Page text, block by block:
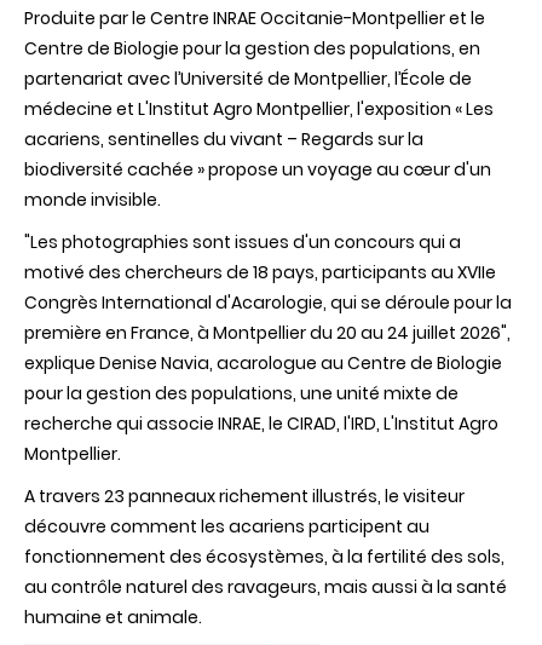
ces
sentinelles
du
vivant
Produite par le Centre INRAE Occitanie-Montpellier et le
Centre de Biologie pour la gestion des populations, en
partenariat avec l’Université de Montpellier, l’École de
médecine et L'Institut Agro Montpellier, l'exposition « Les
acariens, sentinelles du vivant – Regards sur la
biodiversité cachée » propose un voyage au cœur d'un
monde invisible.
"Les photographies sont issues d'un concours qui a
motivé des chercheurs de 18 pays, participants au XVIIe
Congrès International d'Acarologie, qui se déroule pour la
première en France, à Montpellier du 20 au 24 juillet 2026",
explique Denise Navia, acarologue au Centre de Biologie
pour la gestion des populations, une unité mixte de
recherche qui associe INRAE, le CIRAD, l'IRD, L'Institut Agro
Montpellier.
A travers 23 panneaux richement illustrés, le visiteur
découvre comment les acariens participent au
fonctionnement des écosystèmes, à la fertilité des sols,
au contrôle naturel des ravageurs, mais aussi à la santé
humaine et animale.